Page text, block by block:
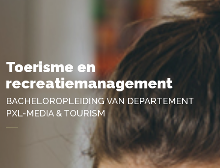
Toerisme en
recreatiemanagement
BACHELOROPLEIDING VAN DEPARTEMENT
PXL-MEDIA & TOURISM